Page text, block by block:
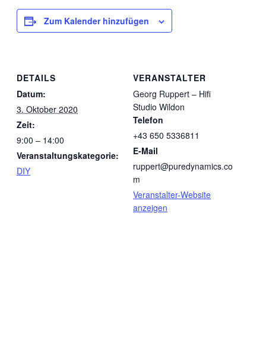
Zum Kalender hinzufügen
DETAILS
Datum:
3. Oktober 2020
Zeit:
9:00 – 14:00
Veranstaltungskategorie:
DIY
VERANSTALTER
Georg Ruppert – Hifi
Studio Wildon
Telefon
+43 650 5336811‬
E-Mail
ruppert@puredynamics.co
m
Veranstalter-Website
anzeigen